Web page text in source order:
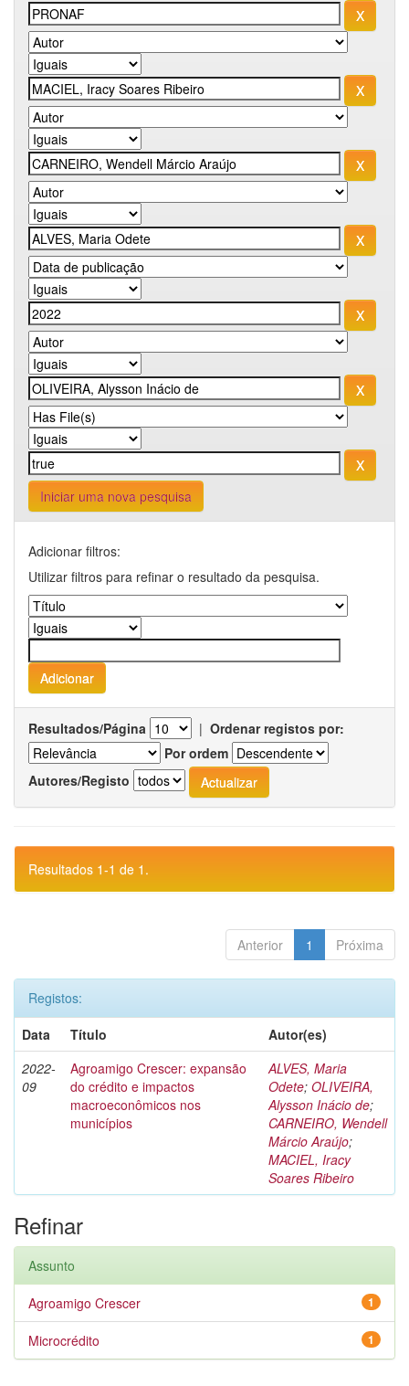
Iniciar uma nova pesquisa
Adicionar filtros:
Utilizar filtros para refinar o resultado da pesquisa.
Resultados/Página | Ordenar registos por:
Por ordem
Autores/Registo
Resultados 1-1 de 1.
Anterior 1 Próxima
Registos:
Data
Título
Autor(es)
2022-
09
Agroamigo Crescer: expansão
do crédito e impactos
macroeconômicos nos
municípios
ALVES, Maria
Odete; OLIVEIRA,
Alysson Inácio de;
CARNEIRO, Wendell
Márcio Araújo;
MACIEL, Iracy
Soares Ribeiro
Refinar
Assunto
1
Agroamigo Crescer
1
Microcrédito